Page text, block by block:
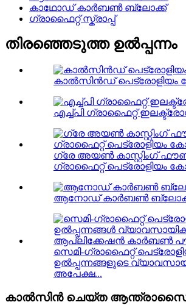
കാഥോഡ് കാർബൺ ബ്ലോക്ക്
ഗ്രാഫൈറ്റ് സ്ക്രാപ്പ്
തിരഞ്ഞെടുത്ത ഉൽപ്പന്നം
കാൽസിൻഡ് പെട്രോളിയം
എച്ച്പി ഗ്രാഫൈറ്റ്
ഗ്രേ അയൺ കാസ്റ്റിംഗ്
ഗ്രാഫൈറ്റ് പെട്രോളിയം
ആനോഡ് കാർബൺ
സെമി-ഗ്രാഫൈറ്റ്
ഉൽപ്പന്നങ്ങളുടെ
അപേക്ഷ...
കാൽസിൻ ചെയ്ത